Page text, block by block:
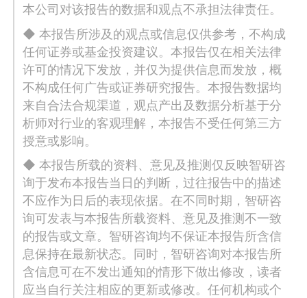
本公司对该报告的数据和观点不承担法律责任。
◆ 本报告所涉及的观点或信息仅供参考，不构成
任何证券或基金投资建议。本报告仅在相关法律
许可的情况下发放，并仅为提供信息而发放，概
不构成任何广告或证券研究报告。本报告数据均
来自合法合规渠道，观点产出及数据分析基于分
析师对行业的客观理解，本报告不受任何第三方
授意或影响。
◆ 本报告所载的资料、意见及推测仅反映智研咨
询于发布本报告当日的判断，过往报告中的描述
不应作为日后的表现依据。在不同时期，智研咨
询可发表与本报告所载资料、意见及推测不一致
的报告或文章。智研咨询均不保证本报告所含信
息保持在最新状态。同时，智研咨询对本报告所
含信息可在不发出通知的情形下做出修改，读者
应当自行关注相应的更新或修改。任何机构或个